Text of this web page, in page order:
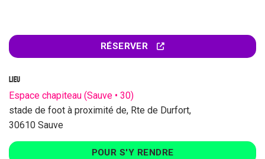
RÉSERVER
LIEU
Espace chapiteau (Sauve • 30)
stade de foot à proximité de, Rte de Durfort,
30610 Sauve
POUR S'Y RENDRE